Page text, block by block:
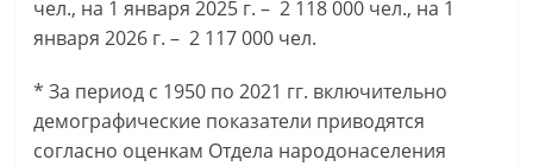
чел., на 1 января 2025 г. – 2 118 000 чел., на 1
января 2026 г. – 2 117 000 чел.
* За период с 1950 по 2021 гг. включительно
демографические показатели приводятся
согласно оценкам Отдела народонаселения